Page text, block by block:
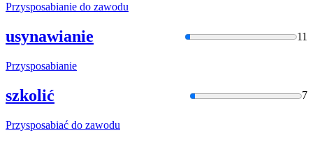
Przysposabianie do zawodu
usynawianie 11
Przysposabianie
szkolić 7
Przysposabiać do zawodu